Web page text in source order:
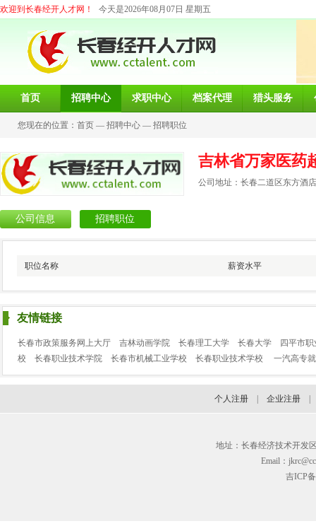
欢迎到长春经开人才网！ 今天是2026年08月07日 星期五
首页 招聘中心 求职中心 档案代理 猎头服务
您现在的位置： 首页 — 招聘中心 — 招聘职位
吉林省万家医药
公司地址：长春二道区东方酒
公司信息 招聘职位
职位名称 薪资水平
友情链接
长春市政策服务网上大厅 吉林动画学院 长春理工大学 长春大学
四平市
校
长春职业技术学院 长春市机械工业学校 长春职业技术学校 一汽高专
个人注册 企业注册
地址：长春经济技术开发
Email：
吉ICP